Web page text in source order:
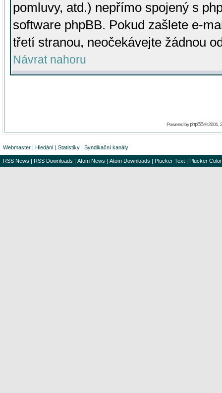
pomluvy, atd.) nepřímo spojený s
software phpBB. Pokud zašlete e-
třetí stranou, neočekávejte žádnou
Návrat nahoru
Powered byphpBB© 2001,
Webmaster | Hledání | Statistiky | Syndikační kanály
RSS News | RSS Downloads | Atom News | Atom Downloads | Plucker Text | Plucker Color